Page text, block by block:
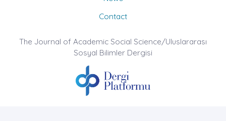
Contact
The Journal of Academic Social Science/Uluslararası
Sosyal Bilimler Dergisi